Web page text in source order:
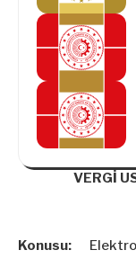
VERGİ
Konusu: